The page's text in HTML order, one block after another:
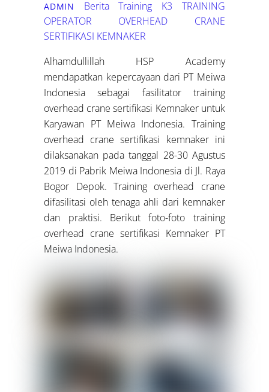
ADMIN Berita Training K3
TRAINING
OPERATOR OVERHEAD CRANE
SERTIFIKASI KEMNAKER
Alhamdullillah HSP Academy
mendapatkan kepercayaan dari PT Meiwa
Indonesia sebagai fasilitator training
overhead crane sertifikasi Kemnaker untuk
Karyawan PT Meiwa Indonesia. Training
overhead crane sertifikasi kemnaker ini
dilaksanakan pada tanggal 28-30 Agustus
2019 di Pabrik Meiwa Indonesia di Jl. Raya
Bogor Depok. Training overhead crane
difasilitasi oleh tenaga ahli dari kemnaker
dan praktisi. Berikut foto-foto training
overhead crane sertifikasi Kemnaker PT
Meiwa Indonesia.